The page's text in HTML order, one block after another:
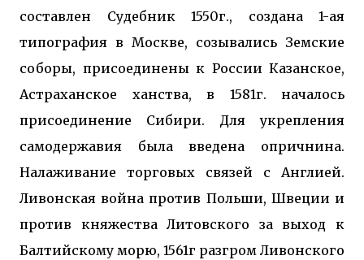
составлен Судебник 1550г., создана 1-ая
типография в Москве, созывались Земские
соборы, присоединены к России Казанское,
Астраханское ханства, в 1581г. началось
присоединение Сибири. Для укрепления
самодержавия была введена опричнина.
Налаживание торговых связей с Англией.
Ливонская война против Польши, Швеции и
против княжества Литовского за выход к
Балтийскому морю, 1561г разгром Ливонского